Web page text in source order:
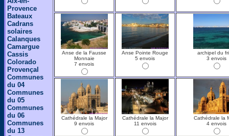
Provence
Bateaux
Cadrans
solaires
Calanques
Camargue
Cassis
Colorado
Provençal
Communes
du 04
Communes
du 05
Communes
du 06
Communes
du 13
Anse de la Fausse
Monnaie
7 envois
Anse Pointe Rouge
5 envois
archipel du
3 envois
Cathédrale la Major
9 envois
Cathédrale la Major
11 envois
Cathédrale la
4 envois